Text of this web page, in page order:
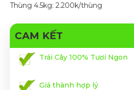
Thùng 4.5kg: 2.200k/thùng
CAM KẾT
Trái Cây 100% Tươi Ngon
Giá thành hợp lý